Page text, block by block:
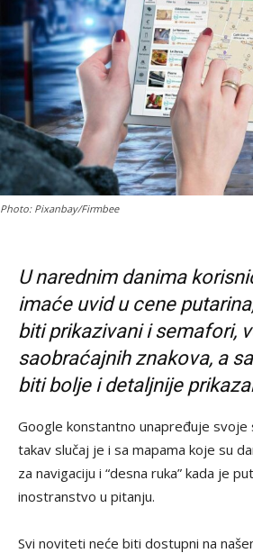
Photo: Pixanbay/Firmbee
U narednim danima
imaće uvid u cene
biti prikazivani i semafori,
saobraćajnih znakova, a
biti bolje i detaljnije
Google konstantno unapređuje
takav slučaj je i sa mapama koje su
za navigaciju i “desna ruka” kada je
inostranstvo u pitanju.
Svi noviteti neće biti dostupni na